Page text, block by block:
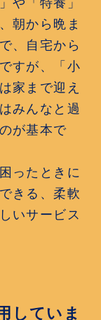
朝から晩ま
、自宅から
すが、「小
家まで迎え
みんなと過
が基本で
ったときに
きる、柔軟
いサービス
していま